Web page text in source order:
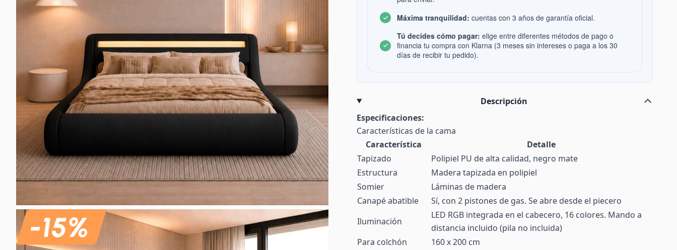
Máxima tranquilidad: cuentas con 3 años de garantía oficial.
Tú decides cómo pagar: elige entre diferentes métodos de pago o
financia tu compra con Klarna (3 meses sin intereses o paga a los 30
días de recibir tu pedido).
Descripción
Especificaciones:
Características de la cama
Característica
Detalle
Tapizado
Polipiel PU de alta calidad, negro mate
Estructura
Madera tapizada en polipiel
Somier
Láminas de madera
Canapé abatible
Sí, con 2 pistones de gas. Se abre desde el piecero
Iluminación
LED RGB integrada en el cabecero, 16 colores. Mando a
distancia incluido (pila no incluida)
Para colchón
160 x 200 cm